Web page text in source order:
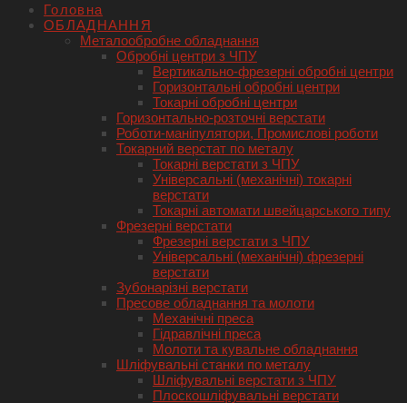
Головна
ОБЛАДНАННЯ
Металообробне обладнання
Обробні центри з ЧПУ
Вертикально-фрезерні обробні центри
Горизонтальні обробні центри
Токарні обробні центри
Горизонтально-розточні верстати
Роботи-маніпулятори, Промислові роботи
Токарний верстат по металу
Токарні верстати з ЧПУ
Універсальні (механічні) токарні
верстати
Токарні автомати швейцарського типу
Фрезерні верстати
Фрезерні верстати з ЧПУ
Універсальні (механічні) фрезерні
верстати
Зубонарізні верстати
Пресове обладнання та молоти
Механічні преса
Гідравлічні преса
Молоти та кувальне обладнання
Шліфувальні станки по металу
Шліфувальні верстати з ЧПУ
Плоскошліфувальні верстати